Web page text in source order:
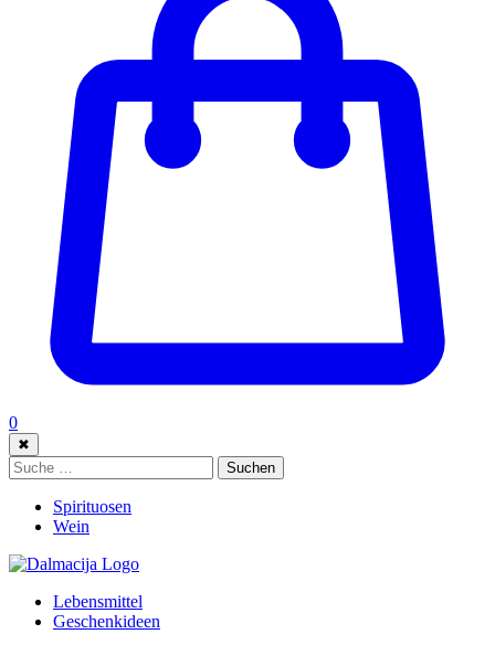
0
✖
Suche: Suchen
Spirituosen
Wein
Lebensmittel
Geschenkideen